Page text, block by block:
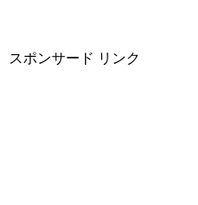
スポンサード リンク